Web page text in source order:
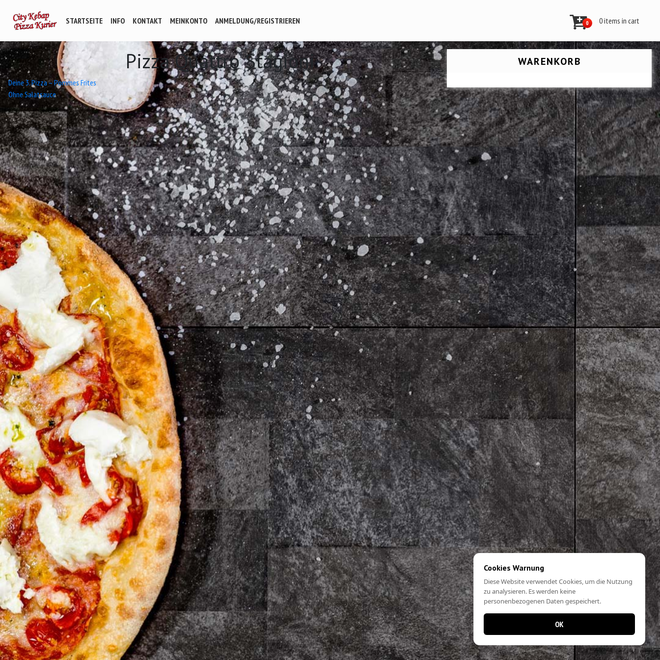
STARTSEITE INFO KONTAKT MEINKONTO ANMELDUNG/REGISTRIEREN 0 0 items in cart
Pizza Quattro Stagioni
Beitrags-
Navigation
Deine 3. Pizza – Pommes Frites
Ohne Salatsauce
WARENKORB
Cookies Warnung
Diese Website verwendet Cookies, um die Nutzung
zu analysieren. Es werden keine
personenbezogenen Daten gespeichert.
OK